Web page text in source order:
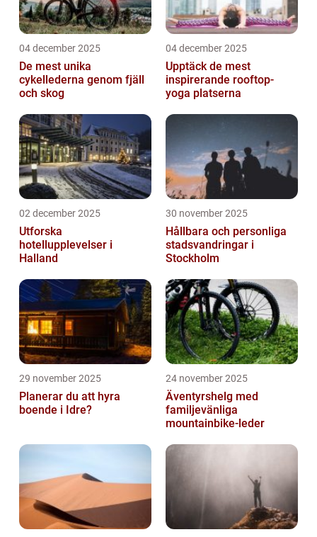
04 december 2025
De mest unika
cykellederna genom fjäll
och skog
04 december 2025
Upptäck de mest
inspirerande rooftop-
yoga platserna
02 december 2025
Utforska
hotellupplevelser i
Halland
30 november 2025
Hållbara och personliga
stadsvandringar i
Stockholm
29 november 2025
Planerar du att hyra
boende i Idre?
24 november 2025
Äventyrshelg med
familjevänliga
mountainbike-leder